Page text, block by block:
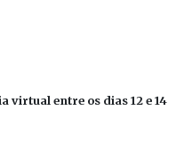
virtual entre os dias 12 e 14